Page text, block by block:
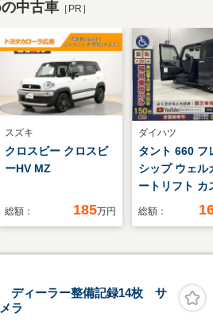
中古車 ［PR］
スズキ
クロスビー クロスビ
ーHV MZ
総額： 185万円
ダイハツ
タント 660 フ
シップ ウェル
ートリフト カ
RS 福祉車両
ートアシスト
ート・シート
ー・新品TV
総額：
ディーラー整備記録14枚 サ
ラ